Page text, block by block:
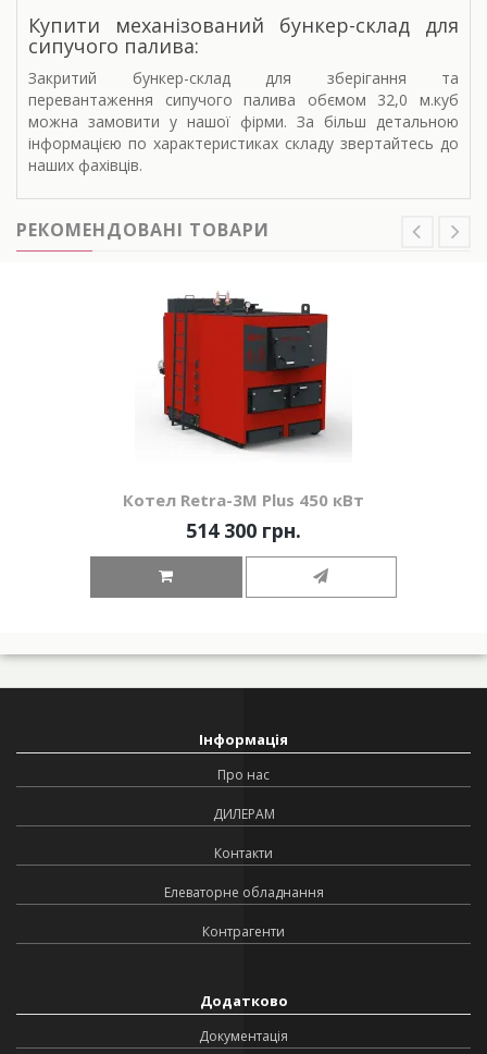
Купити механізований бункер-склад для
сипучого палива:
Закритий бункер-склад для зберігання та
перевантаження сипучого палива обємом 32,0 м.куб
можна замовити у нашої фірми. За більш детальною
інформацією по характеристиках складу звертайтесь до
наших фахівців.
РЕКОМЕНДОВАНІ ТОВАРИ
Котел Retra-3М Plus 450 кВт
514 300 грн.
Інформація
Про нас
ДИЛЕРАМ
Контакти
Елеваторне обладнання
Контрагенти
Додатково
Документація